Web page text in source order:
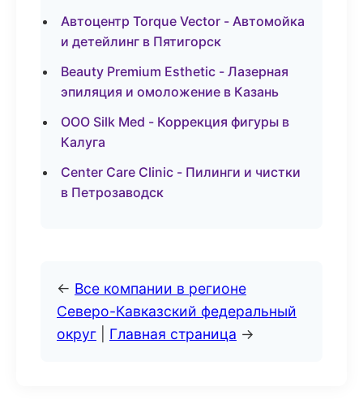
Автоцентр Torque Vector - Автомойка
и детейлинг в Пятигорск
Beauty Premium Esthetic - Лазерная
эпиляция и омоложение в Казань
ООО Silk Med - Коррекция фигуры в
Калуга
Center Care Clinic - Пилинги и чистки
в Петрозаводск
← Все компании в регионе
Северо-Кавказский федеральный
округ
Главная страница →